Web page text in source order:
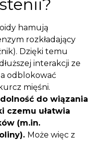
hamują
rozkładający
Dzięki temu
interakcji ze
odblokować
mięśni.
do wiązania
czemu ułatwia
(m.in.
Może więc z